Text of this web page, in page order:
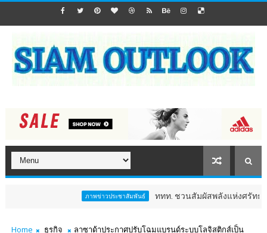
ภาพข่าวประชาสัมพันธ์ ททท. ชวนสัมผัสพลังแห่งศรัทธา ร่วมงาน
Home ธุรกิจ
ลาซาด้าประกาศปรับโฉมแบรนด์ระบบโลจิสติกส์เป็น